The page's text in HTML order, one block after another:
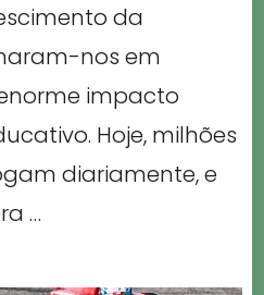
da
nos em
impacto
Hoje, milhões
diariamente, e
…